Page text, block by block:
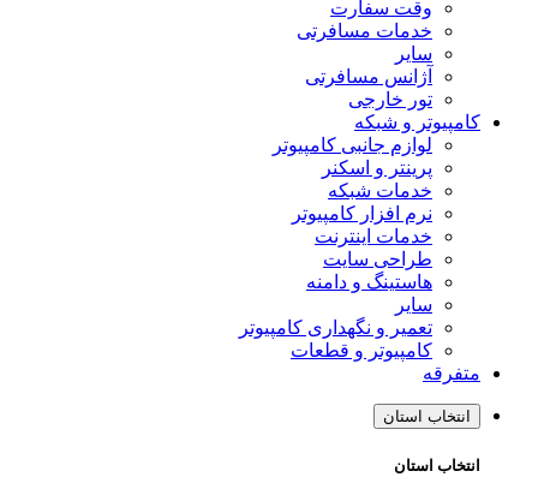
وقت سفارت
خدمات مسافرتی
سایر
آژانس مسافرتی
تور خارجی
کامپیوتر و شبکه
لوازم جانبی کامپیوتر
پرینتر و اسکنر
خدمات شبکه
نرم افزار کامپیوتر
خدمات اینترنت
طراحی سایت
هاستینگ و دامنه
سایر
تعمیر و نگهداری کامپیوتر
کامپیوتر و قطعات
متفرقه
انتخاب استان
انتخاب استان